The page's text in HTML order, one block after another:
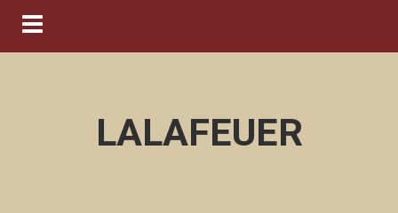
Navigation ein-/ausblenden
LALAFEUER